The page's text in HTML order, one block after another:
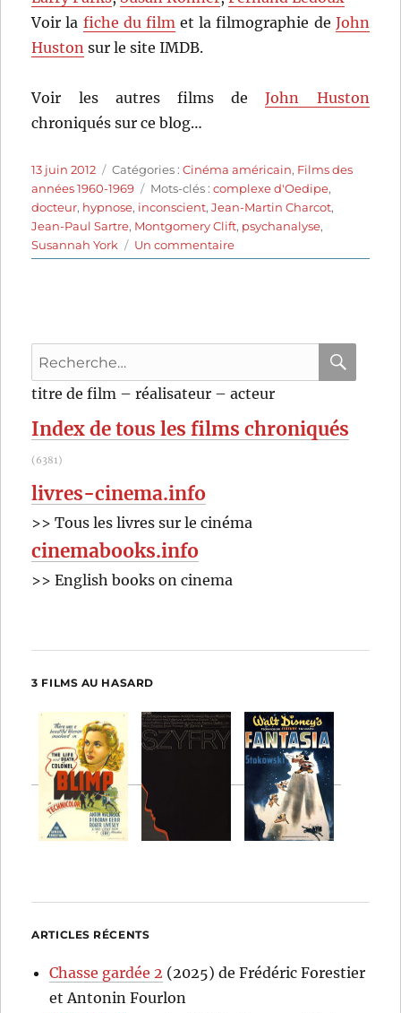
Voir la fiche du filmet la filmographie de John
Huston sur le site IMDB.
Voir les autres films deJohn Huston
chroniqués sur ce blog…
Publié
le
13 juin 2012 Catégories
Catégories :Cinéma américain, Films des
années 1960-1969
Étiquettes
Mots-clés :complexe d'Oedipe,
docteur, hypnose, inconscient,Jean-Martin Charcot,
Jean-Paul Sartre, Montgomery Clift, psychanalyse,
Susannah York
Un commentairesur
Freud,
Recherche
pour
titre de film – réalisateur – acteur
Index de tous les films chroniqués
(6381)
livres-cinema.info
>> Tous les livres sur le cinéma
cinemabooks.info
>> English books on cinema
3 FILMS AU HASARD
ARTICLES RÉCENTS
Chasse gardée 2 (2025) de Frédéric Forestier
et Antonin Fourlon